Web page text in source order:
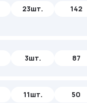
23шт. 142
3шт. 87
11шт. 50